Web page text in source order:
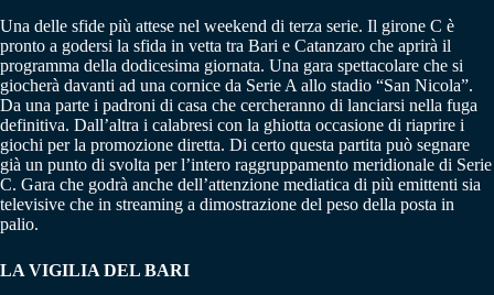
Una delle sfide più attese nel weekend di terza serie. Il girone C è
pronto a godersi la sfida in vetta tra Bari e Catanzaro che aprirà il
programma della dodicesima giornata. Una gara spettacolare che si
giocherà davanti ad una cornice da Serie A allo stadio “San Nicola”.
Da una parte i padroni di casa che cercheranno di lanciarsi nella fuga
definitiva. Dall’altra i calabresi con la ghiotta occasione di riaprire i
giochi per la promozione diretta. Di certo questa partita può segnare
già un punto di svolta per l’intero raggruppamento meridionale di Serie
C. Gara che godrà anche dell’attenzione mediatica di più emittenti sia
televisive che in streaming a dimostrazione del peso della posta in
palio.
LA VIGILIA DEL BARI